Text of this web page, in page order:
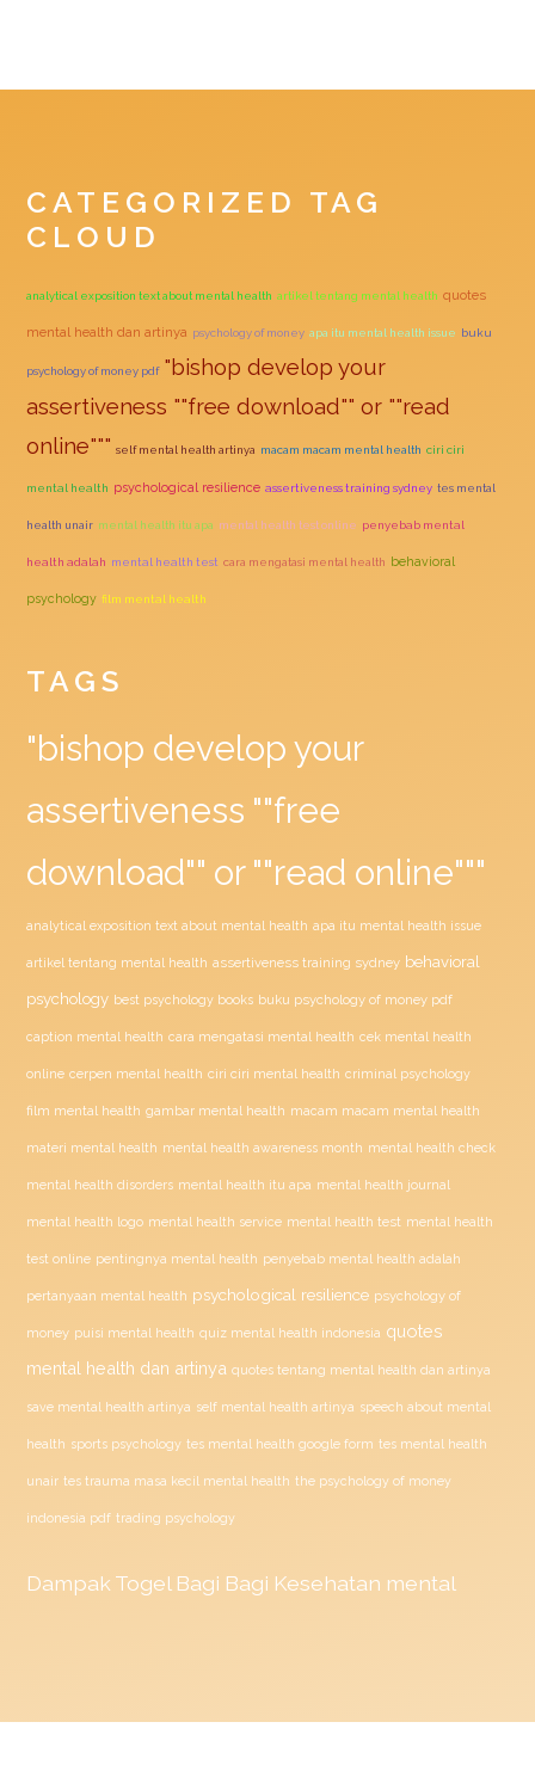
CATEGORIZED TAG
CLOUD
analytical exposition text about mental health artikel tentang mental health quotes
mental health dan artinya psychology of money apa itu mental health issue buku
psychology of money pdf "bishop develop your
assertiveness ""free download"" or ""read
online""" self mental health artinya macam macam mental health ciri ciri
mental health psychological resilience assertiveness training sydney tes mental
health unair mental health itu apa mental health test online penyebab mental
health adalah mental health test cara mengatasi mental health behavioral
psychology film mental health
TAGS
"bishop develop your
assertiveness ""free
download"" or ""read online"""
analytical exposition text about mental health apa itu mental health issue
artikel tentang mental health assertiveness training sydney behavioral
psychology best psychology books buku psychology of money pdf
caption mental health cara mengatasi mental health cek mental health
online cerpen mental health ciri ciri mental health criminal psychology
film mental health gambar mental health macam macam mental health
materi mental health mental health awareness month mental health check
mental health disorders mental health itu apa mental health journal
mental health logo mental health service mental health test mental health
test online pentingnya mental health penyebab mental health adalah
pertanyaan mental health psychological resilience psychology of
money puisi mental health quiz mental health indonesia quotes
mental health dan artinya quotes tentang mental health dan artinya
save mental health artinya self mental health artinya speech about mental
health sports psychology tes mental health google form tes mental health
unair tes trauma masa kecil mental health the psychology of money
indonesia pdf trading psychology
DampakTogelBagi Bagi Kesehatan mental